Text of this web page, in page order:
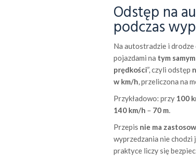
Odstęp na
podczas
Na autostradzie i
pojazdami na tym
prędkości”, czyli odstęp
w km/h, przeliczona na
Przykładowo: przy 100
140 km/h – 70 m.
Przepis nie ma
wyprzedzania nie chodzi
praktyce liczy się